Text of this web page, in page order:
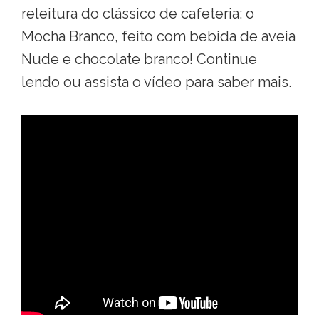
releitura do clássico de cafeteria: o
Mocha Branco, feito com bebida de aveia
Nude e chocolate branco! Continue
lendo ou assista o vídeo para saber mais.